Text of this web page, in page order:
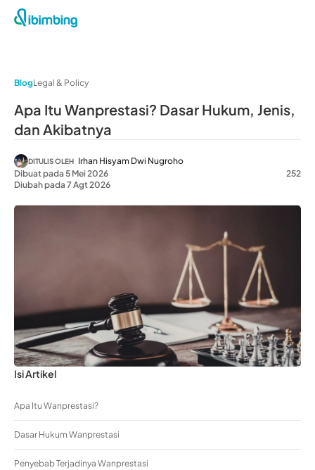
BlogLegal & Policy
Apa Itu Wanprestasi? Dasar Hukum, Jenis,
dan Akibatnya
DITULIS OLEH Irhan Hisyam Dwi Nugroho
Dibuat pada 5 Mei 2026
Diubah pada 7 Agt 2026
252
Isi Artikel
Apa Itu Wanprestasi?
Dasar Hukum Wanprestasi
Penyebab Terjadinya Wanprestasi